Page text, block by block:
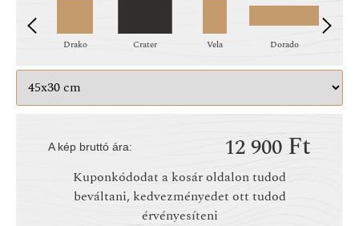
Drako Crater Vela Dorado
A kép bruttó ára: 12 900 Ft
Kuponkódodat a kosár oldalon tudod
beváltani, kedvezményedet ott tudod
érvényesíteni